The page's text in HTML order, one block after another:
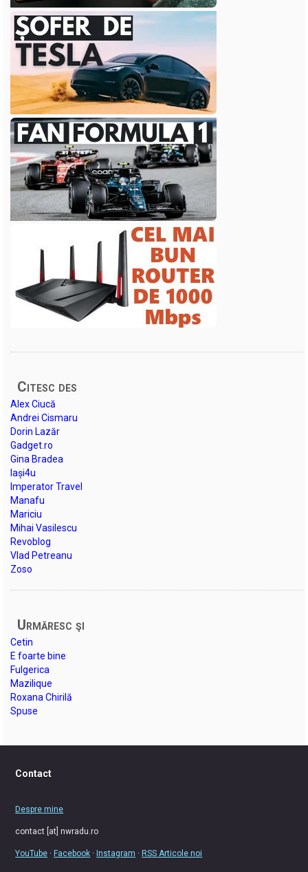
Citesc des
Alex Ciucă
Andrei Cismaru
Dorin Lazăr
Gadget.ro
Gina Bradea
Iași4u
Imperator Travel
Manafu
Mariciu
Mihai Vasilescu
Revoblog
Vlad Petreanu
Zoso
Urmăresc şi
Cetin
E foarte bine
Fulgerica
Mazilique
Roxana Chirilă
Spuse
Contact
Despre mine
contact [at] nwradu.ro
YouTube · Facebook · Instagram · RSS Articole noi